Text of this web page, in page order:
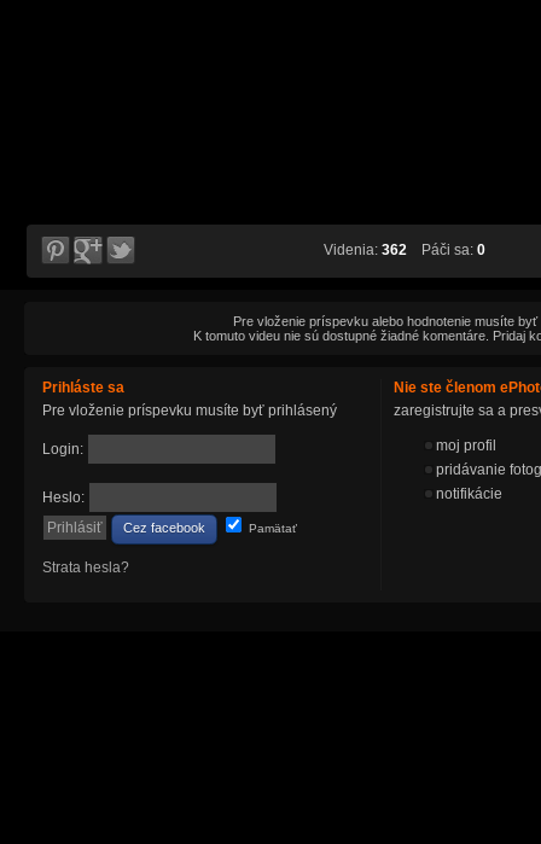
Videnia: 362 Páči sa: 0
Pre vloženie príspevku alebo hodnotenie musíte byť
K tomuto videu nie sú dostupné žiadné komentáre. Pridaj
Prihláste sa
Pre vloženie príspevku musíte byť prihlásený
Login:
Heslo:
Cez facebook Pamätať
Strata hesla?
Nie ste členom
zaregistrujte sa a
moj profil
pridávanie
notifikácie